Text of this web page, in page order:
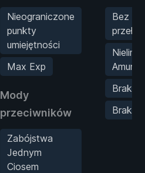
Nieograniczone
punkty
umiejętności
Max Exp
Mody
przeciwników
Zabójstwa
Jednym
Ciosem
Bez
Brak
Brak